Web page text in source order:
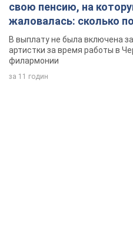
свою пенсию, на
жаловалась: сколько
певица
В выплату не была включена
артистки за время работы в
филармонии
за 11 годин